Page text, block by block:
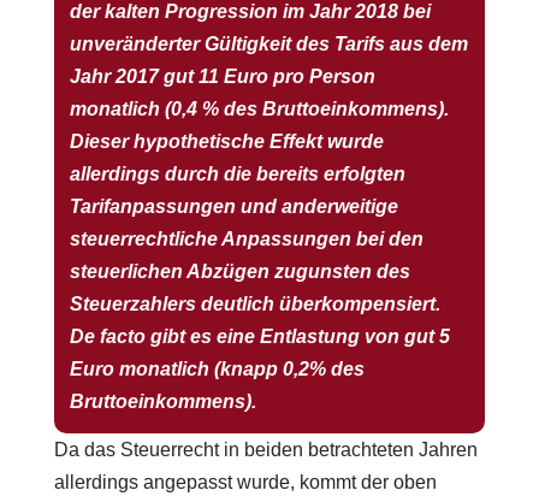
der kalten Progression im Jahr 2018 bei
unveränderter Gültigkeit des Tarifs aus dem
Jahr 2017 gut 11 Euro pro Person
monatlich (0,4 % des Bruttoeinkommens).
Dieser hypothetische Effekt wurde
allerdings durch die bereits erfolgten
Tarifanpassungen und anderweitige
steuerrechtliche Anpassungen bei den
steuerlichen Abzügen zugunsten des
Steuerzahlers deutlich überkompensiert.
De facto gibt es eine Entlastung von gut 5
Euro monatlich (knapp 0,2% des
Bruttoeinkommens).
Da das Steuerrecht in beiden betrachteten Jahren
allerdings angepasst wurde, kommt der oben